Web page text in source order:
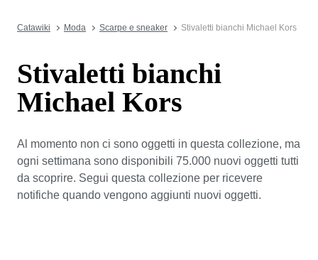
Catawiki Moda Scarpe e sneaker Stivaletti bianchi Michael Kors
Stivaletti bianchi
Michael Kors
Al momento non ci sono oggetti in questa collezione, ma
ogni settimana sono disponibili 75.000 nuovi oggetti tutti
da scoprire. Segui questa collezione per ricevere
notifiche quando vengono aggiunti nuovi oggetti.